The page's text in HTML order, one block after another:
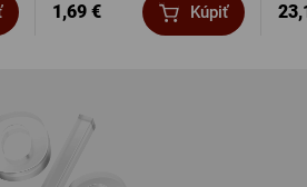
1,69 € Kúpiť